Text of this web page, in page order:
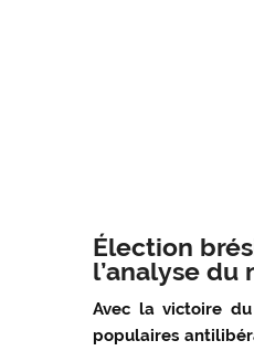
Élection
l’analyse
Avec la victoire
populaires